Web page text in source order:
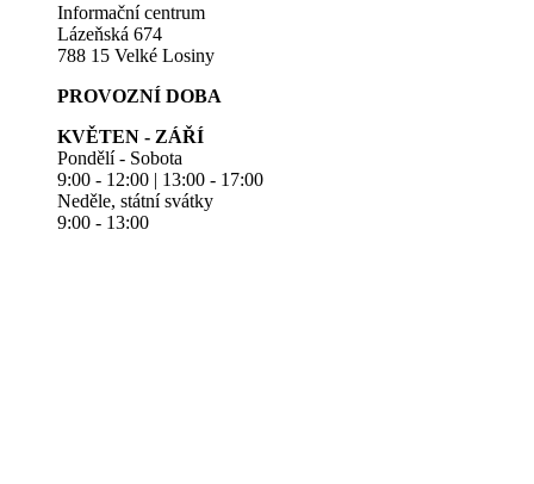
Informační centrum
Lázeňská 674
788 15 Velké Losiny
PROVOZNÍ DOBA
KVĚTEN - ZÁŘÍ
Pondělí - Sobota
9:00 - 12:00 | 13:00 - 17:00
Neděle, státní svátky
9:00 - 13:00